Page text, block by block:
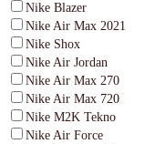
Nike Blazer
Nike Air Max 2021
Nike Shox
Nike Air Jordan
Nike Air Max 270
Nike Air Max 720
Nike M2K Tekno
Nike Air Force